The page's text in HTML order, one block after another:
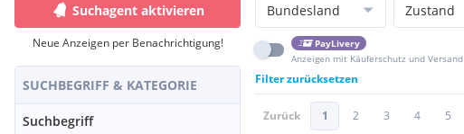
Suchagent aktivieren
Neue Anzeigen per Benachrichtigung!
SUCHBEGRIFF & KATEGORIE
Suchbegriff
Bundesland Zustand
PayLivery
Anzeigen mit Käuferschutz und Versand
Filter zurücksetzen
Zurück 1 2 3 4 5